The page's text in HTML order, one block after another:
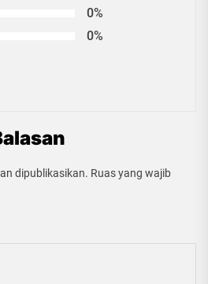
0%
0%
dipublikasikan. Ruas yang wajib